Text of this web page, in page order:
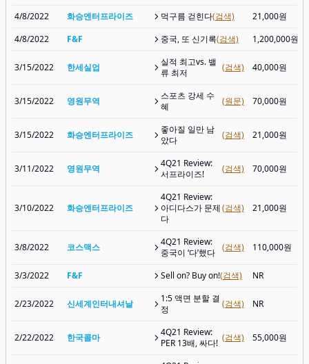
4/8/2022 화승엔터프라이즈 먹구름 걷힌다(검색) 21,000원
4/8/2022
F&F 중국, 또 신기록(검색) 1,200,000원
3/15/2022 한세실업
실적 최고vs. 밸
류 최저
(검색) 40,000원
3/15/2022 영원무역
스포츠 강세 수
혜
(원문) 70,000원
3/15/2022 화승엔터프라이즈
좋아질 일만 남
았다
(검색) 21,000원
3/11/2022 영원무역
4Q21 Review:
서프라이즈!
(검색) 70,000원
3/10/2022 화승엔터프라이즈
4Q21 Review:
아디다스가 문제
다
(검색) 21,000원
3/8/2022 코스맥스
4Q21 Review:
중국이 ‘다’했다 (검색) 110,000원
3/3/2022 F&F Sell on? Buy on!(검색) NR
2/23/2022 신세계인터내셔날
1:5 액면 분할 결
정
(검색) NR
2/22/2022 한국콜마
4Q21 Review:
PER 13배, 싸다! (검색) 55,000원